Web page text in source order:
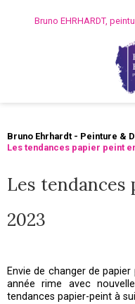
Bruno EHRHARDT,
Bruno Ehrhardt - Peinture &
Les tendances papier peint
Les
2023
Envie de changer de
année rime avec
tendances papier-peint à